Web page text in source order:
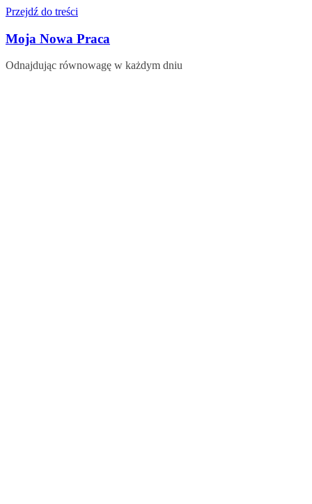
Przejdź do treści
Moja Nowa Praca
Odnajdując równowagę w każdym dniu